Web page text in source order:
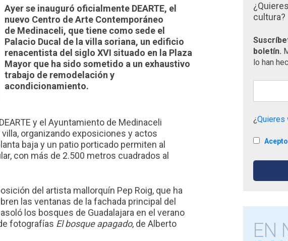
Ayer se inauguró oficialmente DEARTE, el
nuevo Centro de Arte Contemporáneo
de Medinaceli, que tiene como sede el
Palacio Ducal de la villa soriana, un edificio
renacentista del siglo XVI situado en la Plaza
Mayor que ha sido sometido a un exhaustivo
trabajo de remodelación y
acondicionamiento.
y el Ayuntamiento de Medinaceli
organizando exposiciones y actos
baja y un patio porticado permiten al
con más de 2.500 metros cuadrados al
del artista mallorquín Pep Roig, que ha
las ventanas de la fachada principal del
los bosques de Guadalajara en el verano
fotografías El bosque apagado, de Alberto
cultura?
boletín.
lo han
¿Quieres
EN